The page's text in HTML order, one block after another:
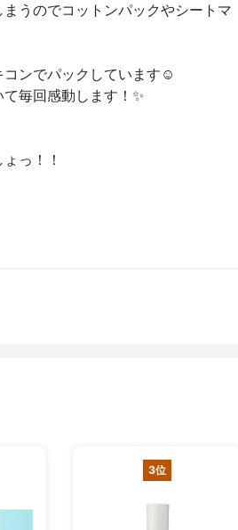
うのでコットンパックやシートマ
コンでパックしています☺️
毎回感動します！✨
っ！！
3位